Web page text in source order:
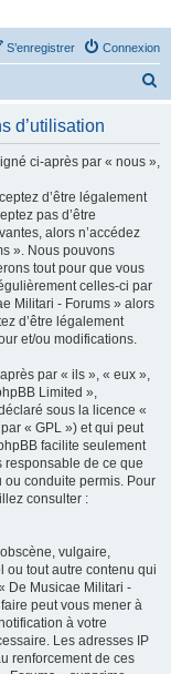
Connexion
S’enregistrer
d’utilisation
ci-après par « nous »,
d’être légalement
pas d’être
alors n’accédez
». Nous pouvons
tout pour que vous
celles-ci par
Militari - Forums » alors
d’être légalement
et/ou modifications.
par « ils », « eux »,
Limited »,
sous la licence «
« GPL ») et qui peut
facilite seulement
responsable de ce que
ou conduite permis. Pour
consulter :
vulgaire,
ou tout autre contenu qui
De Musicae Militari -
peut vous mener à
à votre
Les adresses IP
renforcement de ces